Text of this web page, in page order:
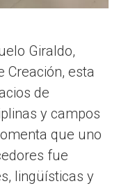
Giraldo,
Creación, esta
de
y campos
que uno
fue
lingüísticas y